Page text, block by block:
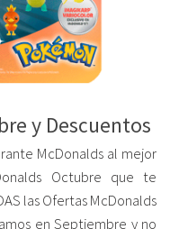
y Descuentos
McDonalds al mejor
Octubre que te
las Ofertas McDonalds
en Septiembre y no